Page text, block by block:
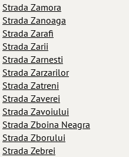
Strada Zamora
Strada Zanoaga
Strada Zarafi
Strada Zarii
Strada Zarnesti
Strada Zarzarilor
Strada Zatreni
Strada Zaverei
Strada Zavoiului
Strada Zboina Neagra
Strada Zborului
Strada Zebrei